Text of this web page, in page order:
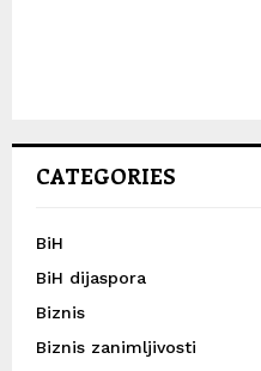
CATEGORIES
BiH
BiH dijaspora
Biznis
Biznis zanimljivosti